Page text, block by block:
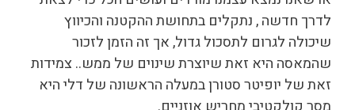
לדרך חדשה , נתקלים בתחושת ההקטנה והכיווץ
שיכולה לגרום לתסכול גדול, אך זה הזמן לזכור
שהמאסה היא זאת שיוצרת שינוים של ממש.. צמידות
זאת של יופיטר סטורן במעלה הראשונה של דלי היא